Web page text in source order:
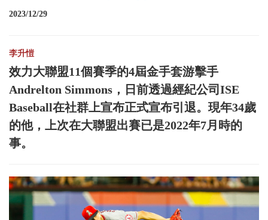
2023/12/29
李升愷
效力大聯盟11個賽季的4屆金手套游擊手
Andrelton Simmons，日前透過經紀公司ISE
Baseball在社群上宣布正式宣布引退。現年34歲
的他，上次在大聯盟出賽已是2022年7月時的
事。